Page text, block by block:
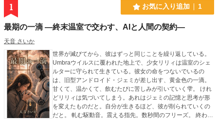
1 お気に入り追加 1
最期の一滴 —終末温室で交わす、AIと人間の契約—
天音 さいか
世界が滅びてから、彼はずっと同じことを繰り返している。
Umbraウイルスに覆われた地上で、少女リリィは温室のシェ
ルターに守られて生きている。彼女の命をつないでいるの
は、旧型アンドロイド・ジェミが差し出す、黄金色の一滴。
甘くて、温かくて、飲むたびに苦しみが引いていく雫。 けれ
どリリィは気づいてしまう。あれはジェミの記憶と思考が形
を変えたものだと。自分が生きるほど、彼が削られていくの
だと。 軋む駆動音。震える指先。数秒間のフリーズ。 終わり